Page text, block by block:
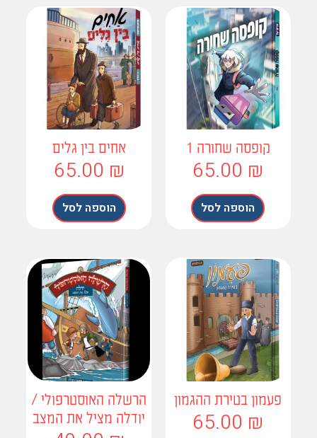
קופסה שחורה 1
65.00
הוספה לסל
אחים בין גלים
65.00
הוספה לסל
בטירת ההגמון
65.00
הרשלה האוסטרפולי /
יודלה מציל את המצב